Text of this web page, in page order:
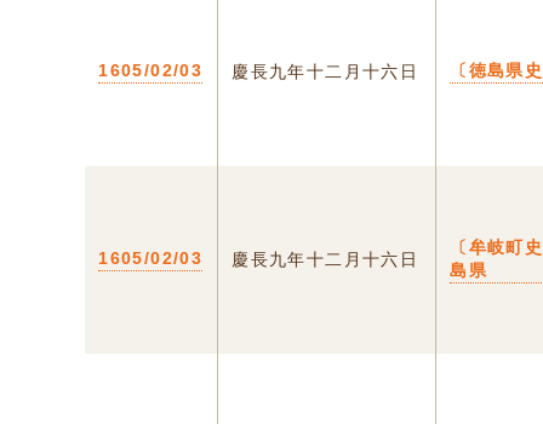
1605/02/03 慶長九年十二月十六日 〔徳島県
1605/02/03 慶長九年十二月十六日
〔牟岐町
島県